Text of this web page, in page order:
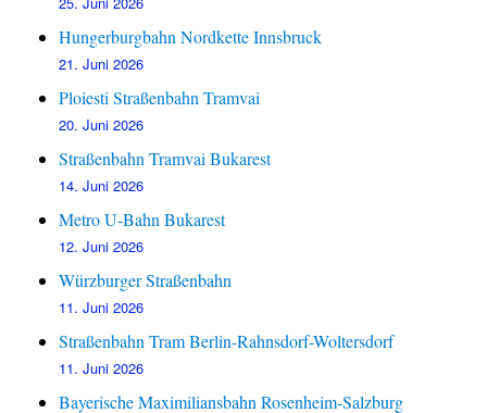
Hungerburgbahn Nordkette Innsbruck
21. Juni 2026
Ploiesti Straßenbahn Tramvai
20. Juni 2026
Straßenbahn Tramvai Bukarest
14. Juni 2026
Metro U-Bahn Bukarest
12. Juni 2026
Würzburger Straßenbahn
11. Juni 2026
Straßenbahn Tram Berlin-Rahnsdorf-Woltersdorf
11. Juni 2026
Bayerische Maximiliansbahn Rosenheim-Salzburg